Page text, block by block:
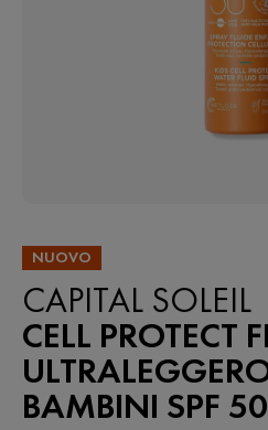
NUOVO
CAPITAL SOLEIL
CELL PROTECT
BAMBINI SPF